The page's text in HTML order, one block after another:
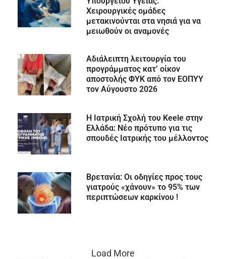
Χειρουργικές ομάδες
μετακινούνται στα νησιά για να
μειωθούν οι αναμονές
Αδιάλειπτη λειτουργία του
προγράμματος κατ’ οίκον
αποστολής ΦΥΚ από τον ΕΟΠΥΥ
τον Αύγουστο 2026
Η Ιατρική Σχολή του Keele στην
Ελλάδα: Νέο πρότυπο για τις
σπουδές Ιατρικής του μέλλοντος
Βρετανία: Οι οδηγίες προς τους
γιατρούς «χάνουν» το 95% των
περιπτώσεων καρκίνου !
Load More